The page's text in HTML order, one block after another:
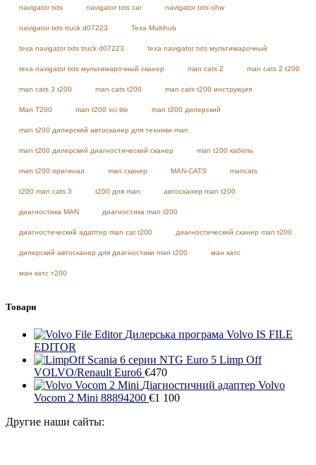
navigator txts navigator txts car navigator txts ohw
navigator txts truck d07223 Texa Multihub
texa navigator txts truck d07223 texa navigator txts мультимарочный
texa navigator txts мультимарочный сканер man cats 2 man cats 2 t200
man cats 3 t200 man cats t200 man cats t200 инструкция
Man T200 man t200 vci lite man t200 дилерский
man t200 дилерский автосканер для техники man
man t200 дилерский диагностический сканер man t200 кабель
man t200 оригинал man сканер MAN-CATS mancats
t200 man cats 3 t200 для man автосканер man t200
диагностика MAN диагностика man t200
диагностический адаптер man cat t200 диагностический сканер man t200
дилерский автосканер для диагностики man t200 ман катс
ман катс т200
Товари
Дилерська програма Volvo IS FILE
EDITOR
Limp Off
VOLVO/Renault Euro6 €470
Діагностичний адаптер Volvo
Vocom 2 Mini 88894200 €1 100
Другие наши сайты: